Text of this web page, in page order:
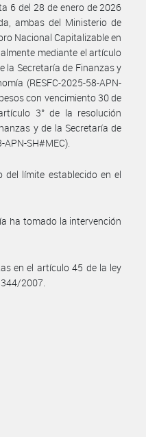
6 del 28 de enero de 2026
ambas del Ministerio de
Nacional Capitalizable en
mediante el artículo
la Secretaría de Finanzas y
(RESFC-2025-58-APN-
con vencimiento 30 de
3° de la resolución
y de la Secretaría de
SH#MEC).
del límite establecido en el
ha tomado la intervención
en el artículo 45 de la ley
2007.